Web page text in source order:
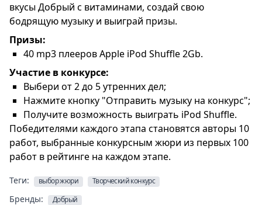
вкусы Добрый с витаминами, создай свою
бодрящую музыку и выиграй призы.
Призы:
40 mp3 плееров Apple iPod Shuffle 2Gb.
Участие в конкурсе:
Выбери от 2 до 5 утренних дел;
Нажмите кнопку "Отправить музыку на конкурс";
Получите возможность выиграть iPod Shuffle.
Победителями каждого этапа становятся авторы 10
работ, выбранные конкурсным жюри из первых 100
работ в рейтинге на каждом этапе.
Теги: выбор жюри Творческий конкурс
Бренды:
Добрый